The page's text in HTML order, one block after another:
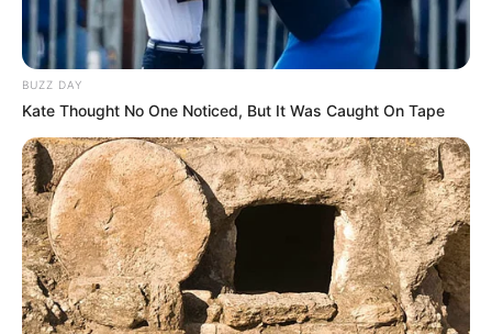
BUZZ DAY
Kate Thought No One Noticed, But It Was Caught On Tape